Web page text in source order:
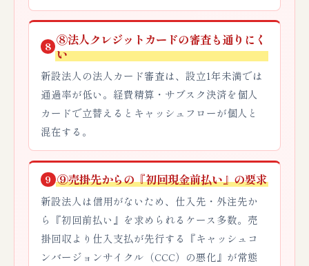
8 ⑧法人クレジットカードの審査も通りにく
い
新設法人の法人カード審査は、設立1年未満では
通過率が低い。経費精算・サブスク決済を個人
カードで立替えるとキャッシュフローが個人と
混在する。
9 ⑨売掛先からの『初回現金前払い』の要求
新設法人は信用がないため、仕入先・外注先か
ら『初回前払い』を求められるケース多数。売
掛回収より仕入支払が先行する『キャッシュコ
ンバージョンサイクル（CCC）の悪化』が常態